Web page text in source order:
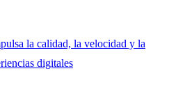
la calidad, la velocidad y la
digitales